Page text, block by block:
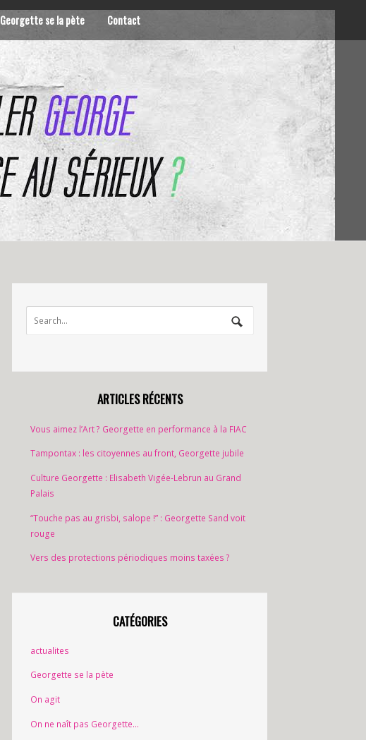
Georgette se la pète Contact
ARTICLES RÉCENTS
Vous aimez l’Art ? Georgette en performance à la FIAC
Tampontax : les citoyennes au front, Georgette jubile
Culture Georgette : Elisabeth Vigée-Lebrun au Grand
Palais
“Touche pas au grisbi, salope !” : Georgette Sand voit
rouge
Vers des protections périodiques moins taxées ?
CATÉGORIES
actualites
Georgette se la pète
On agit
On ne naît pas Georgette…